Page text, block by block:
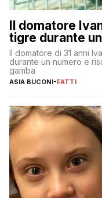
Il domatore
tigre durante
Il domatore di 31 anni
durante un numero e
gamba
ASIA BUCONI-FATTI